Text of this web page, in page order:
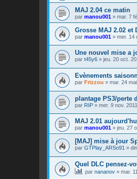
MAJ 2.04 ce matin
par manou001 » mar. 7
Grosse MAJ 2.02 et
par manou001 » mer. 14
Une nouvel mise a
par t45y6 » jeu. 20 oct.
Evènements
par Frizzou » mar. 24
plantage PS3/perte
par RIP » mer. 9 nov.
MAJ 2.01
par manou001 » jeu. 27
[MAJ] mise à jour
par GTPlay_ARSo91 »
Quel DLC pensez-
par nananov » mar.